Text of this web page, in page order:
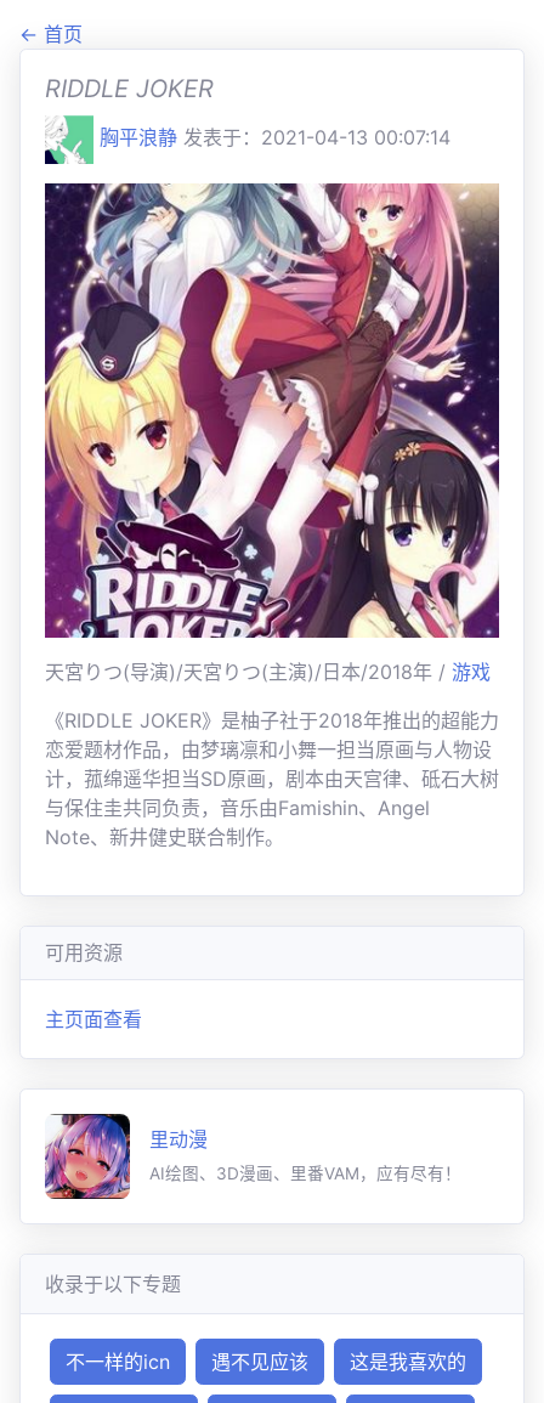
← 首页
RIDDLE JOKER
胸平浪静 发表于：2021-04-13 00:07:14
天宮りつ(导演)/天宮りつ(主演)/日本/2018年 / 游戏
《RIDDLE JOKER》是柚子社于2018年推出的超能力
恋爱题材作品，由梦璃凛和小舞一担当原画与人物设
计，菰绵遥华担当SD原画，剧本由天宫律、砥石大树
与保住圭共同负责，音乐由Famishin、Angel
Note、新井健史联合制作。
可用资源
主页面查看
里动漫
AI绘图、3D漫画、里番VAM，应有尽有！
收录于以下专题
不一样的icn 遇不见应该 这是我喜欢的